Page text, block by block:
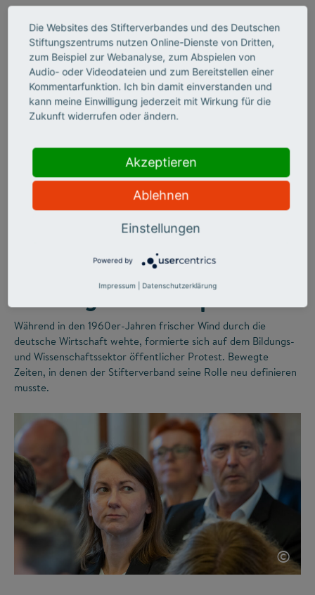
STIFTERVERBAND
Wirtschaftsboom und
Bildungskatastrophe
Während in den 1960er-Jahren frischer Wind durch die
deutsche Wirtschaft wehte, formierte sich auf dem Bildungs-
und Wissenschaftssektor öffentlicher Protest. Bewegte
Zeiten, in denen der Stifterverband seine Rolle neu definieren
musste.
©
Die Websites des Stifterverbandes und des Deutschen
Stiftungszentrums nutzen Online-Dienste von Dritten,
zum Beispiel zur Webanalyse, zum Abspielen von
Audio- oder Videodateien und zum Bereitstellen einer
Kommentarfunktion. Ich bin damit einverstanden und
kann meine Einwilligung jederzeit mit Wirkung für die
Zukunft widerrufen oder ändern.
Akzeptieren
Ablehnen
Einstellungen
Powered by
Impressum Datenschutzerklärung